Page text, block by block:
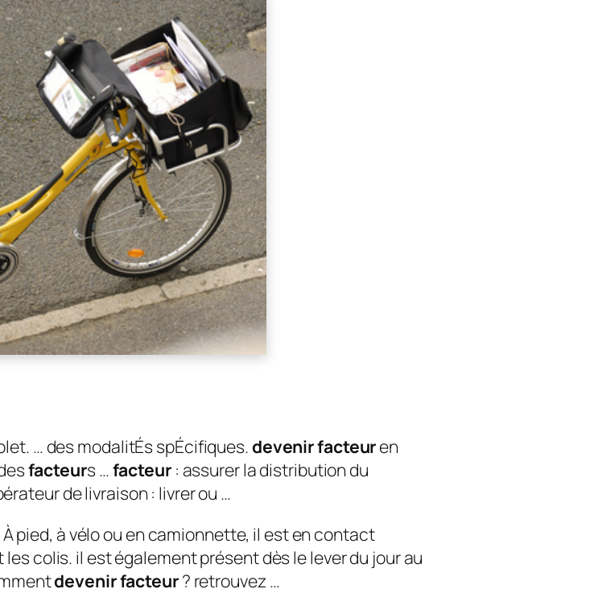
… des modalitÉs spÉcifiques.devenir facteuren
facteurs …facteur: assurer la distribution du
de livraison : livrer ou …
pied, à vélo ou en camionnette, il est en contact
colis. il est également présent dès le lever du jour au
devenir facteur? retrouvez …